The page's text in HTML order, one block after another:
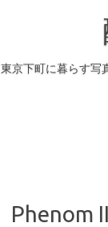
東京下町に暮らす写
Phenom